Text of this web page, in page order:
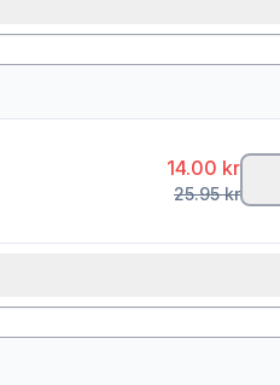
14.00 kr
25.95kr